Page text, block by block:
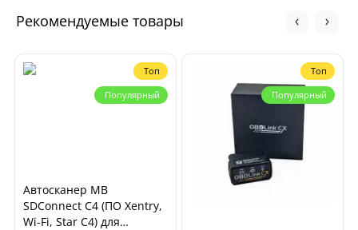
Рекомендуемые товары
Топ
Популярный
Автосканер MB
SDConnect C4 (ПО Xentry,
Wi-Fi, Star C4) для
Топ
Популярный